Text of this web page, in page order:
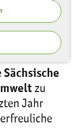
Sächsische
zu
Jahr